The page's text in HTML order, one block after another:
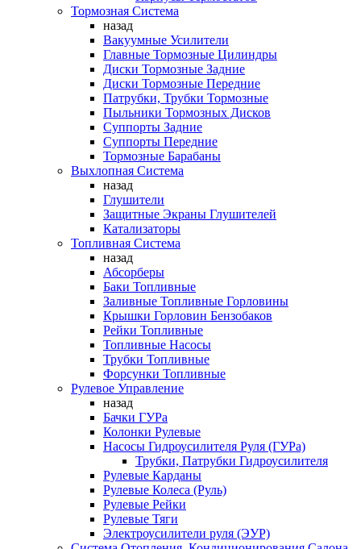
Тормозная Система
назад
Вакуумные Усилители
Главные Тормозные Цилиндры
Диски Тормозные Задние
Диски Тормозные Передние
Патрубки, Трубки Тормозные
Пыльники Тормозных Дисков
Суппорты Задние
Суппорты Передние
Тормозные Барабаны
Выхлопная Система
назад
Глушители
Защитные Экраны Глушителей
Катализаторы
Топливная Система
назад
Абсорберы
Баки Топливные
Заливные Топливные Горловины
Крышки Горловин Бензобаков
Рейки Топливные
Топливные Насосы
Трубки Топливные
Форсунки Топливные
Рулевое Управление
назад
Бачки ГУРа
Колонки Рулевые
Насосы Гидроусилителя Руля (ГУРа)
Трубки, Патрубки Гидроусилителя
Рулевые Карданы
Рулевые Колеса (Руль)
Рулевые Рейки
Рулевые Тяги
Электроусилители руля (ЭУР)